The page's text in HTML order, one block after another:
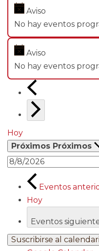
Aviso
No hay eventos
Aviso
No hay eventos
Hoy
Próximos Próximos
Eventos
Hoy
Eventos
Suscribirse al